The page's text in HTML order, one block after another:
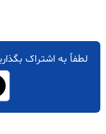
لطفاً به اشتراک